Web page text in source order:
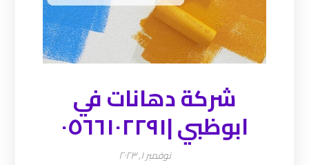
شركة دهانات في
ابوظبي |٠٥٦٦١٠٢٢٩١
نوفمبر ١, ٢٠٢٣